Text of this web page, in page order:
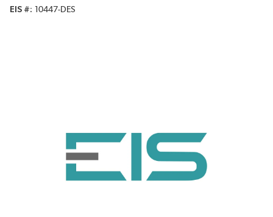
EIS #
10447-DES